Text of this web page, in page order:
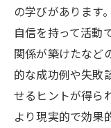
の学びがあります
自信を持って活動
関係が築けたなど
的な成功例や失敗
せるヒントが得ら
より現実的で効果